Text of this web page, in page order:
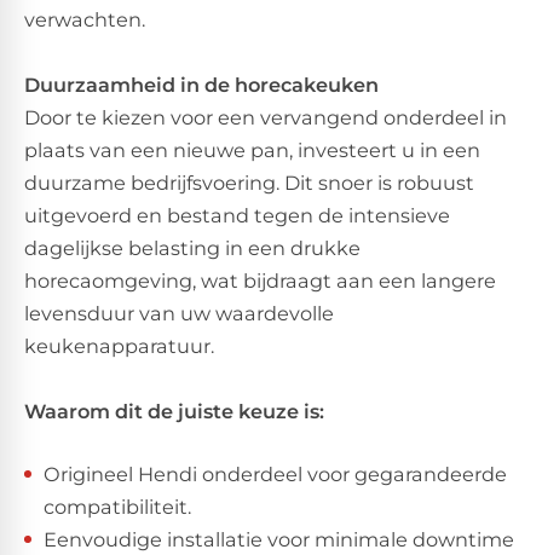
verwachten.
Duurzaamheid in de horecakeuken
Door te kiezen voor een vervangend onderdeel in
plaats van een nieuwe pan, investeert u in een
duurzame bedrijfsvoering. Dit snoer is robuust
uitgevoerd en bestand tegen de intensieve
dagelijkse belasting in een drukke
horecaomgeving, wat bijdraagt aan een langere
levensduur van uw waardevolle
keukenapparatuur.
Waarom dit de juiste keuze is:
Origineel Hendi onderdeel voor gegarandeerde
compatibiliteit.
Eenvoudige installatie voor minimale downtime